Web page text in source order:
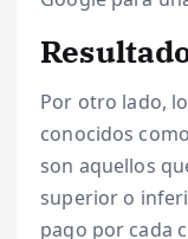
Por otro lado,
conocidos
son aquellos
superior o
pago por cada